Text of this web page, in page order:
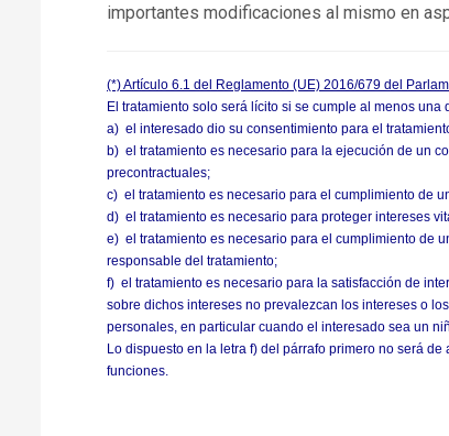
importantes modificaciones al mismo en
(*) Artículo 6.1 del Reglamento (UE) 2016/679 del
El tratamiento solo será lícito si se cumple al menos
a) el interesado dio su consentimiento para el
b) el tratamiento es necesario para la ejecución de un
precontractuales;
c) el tratamiento es necesario para el cumplimiento de
d) el tratamiento es necesario para proteger intereses
e) el tratamiento es necesario para el cumplimiento de
responsable del tratamiento;
f) el tratamiento es necesario para la satisfacción de
sobre dichos intereses no prevalezcan los intereses o
personales, en particular cuando el interesado sea un
Lo dispuesto en la letra f) del párrafo primero no será
funciones.